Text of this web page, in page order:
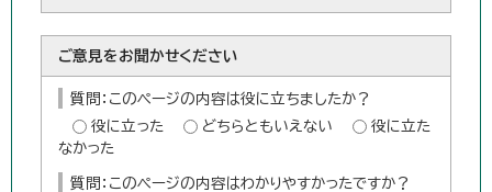
ご意見をお聞かせください
質問：このページの内容は役に立ちましたか？
役に立った
どちらともいえない
役に立た
なかった
質問：このページの内容はわかりやすかったですか？